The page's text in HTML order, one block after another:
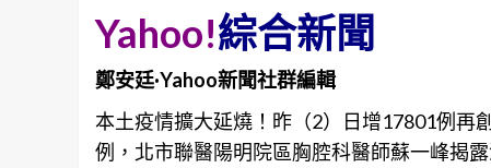
Yahoo!綜合新聞
鄭安廷·Yahoo新聞社群編輯
本土疫情擴大延燒！昨（2）日增17801例再
例， 北市聯醫陽明院區胸腔科醫師蘇一峰揭